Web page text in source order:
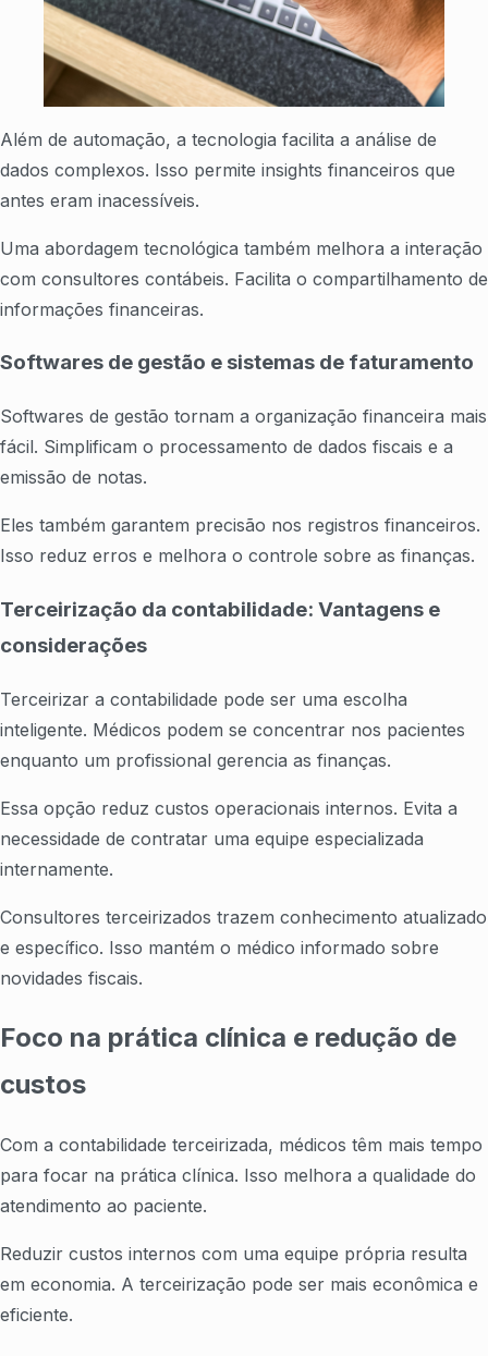
Além de automação, a tecnologia facilita a análise de
dados complexos. Isso permite insights financeiros que
antes eram inacessíveis.
Uma abordagem tecnológica também melhora a interação
com consultores contábeis. Facilita o compartilhamento de
informações financeiras.
Softwares de gestão e sistemas de faturamento
Softwares de gestão tornam a organização financeira mais
fácil. Simplificam o processamento de dados fiscais e a
emissão de notas.
Eles também garantem precisão nos registros financeiros.
Isso reduz erros e melhora o controle sobre as finanças.
Terceirização da contabilidade: Vantagens e
considerações
Terceirizar a contabilidade pode ser uma escolha
inteligente. Médicos podem se concentrar nos pacientes
enquanto um profissional gerencia as finanças.
Essa opção reduz custos operacionais internos. Evita a
necessidade de contratar uma equipe especializada
internamente.
Consultores terceirizados trazem conhecimento atualizado
e específico. Isso mantém o médico informado sobre
novidades fiscais.
Foco na prática clínica e redução de
custos
Com a contabilidade terceirizada, médicos têm mais tempo
para focar na prática clínica. Isso melhora a qualidade do
atendimento ao paciente.
Reduzir custos internos com uma equipe própria resulta
em economia. A terceirização pode ser mais econômica e
eficiente.